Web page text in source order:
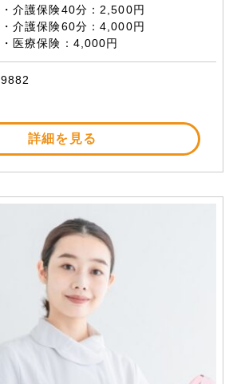
・介護保険40分：2,500円
・介護保険60分：4,000円
・医療保険：4,000円
9882
詳細を見る